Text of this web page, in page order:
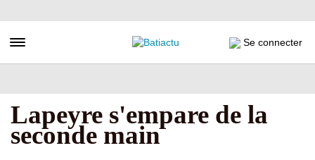
au
principal
Toggle navigation Se connecter
Lapeyre s'empare de la
seconde main